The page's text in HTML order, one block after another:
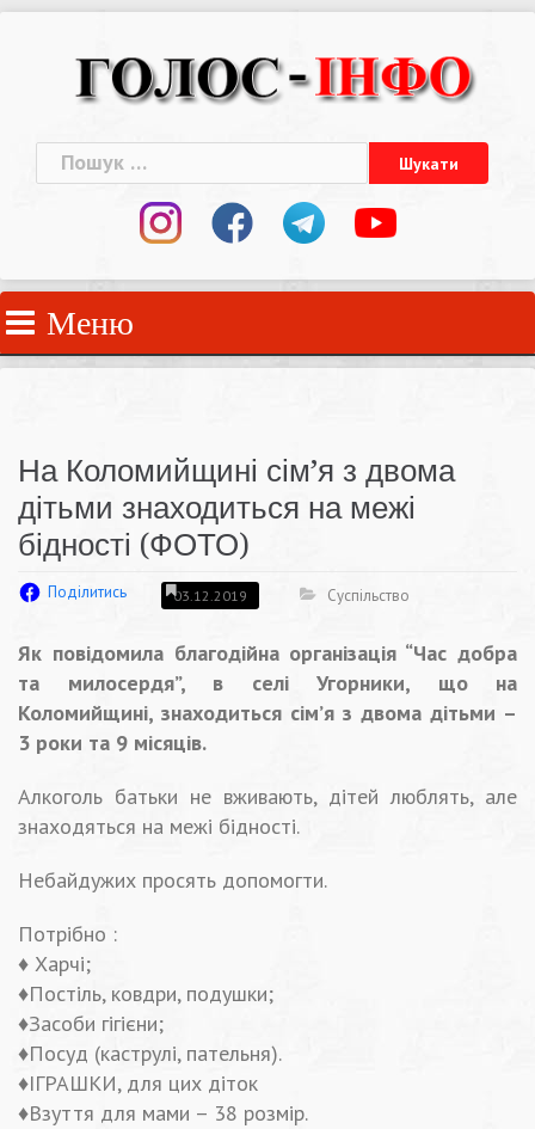
Пошук:
Меню
На Коломийщині сім’я з двома
дітьми знаходиться на межі
бідності (ФОТО)
Поділитись 03.12.2019 Суспільство
Як повідомила благодійна організація “Час добра
та милосердя”, в селі Угорники, що на
Коломийщині, знаходиться сім’я з двома дітьми –
3 роки та 9 місяців.
Алкоголь батьки не вживають, дітей люблять, але
знаходяться на межі бідності.
Небайдужих просять допомогти.
Потрібно :
♦️ Харчі;
♦️Постіль, ковдри, подушки;
♦️Засоби гігієни;
♦️Посуд (каструлі, пательня).
♦️ІГРАШКИ, для цих діток
♦️Взуття для мами – 38 розмір.